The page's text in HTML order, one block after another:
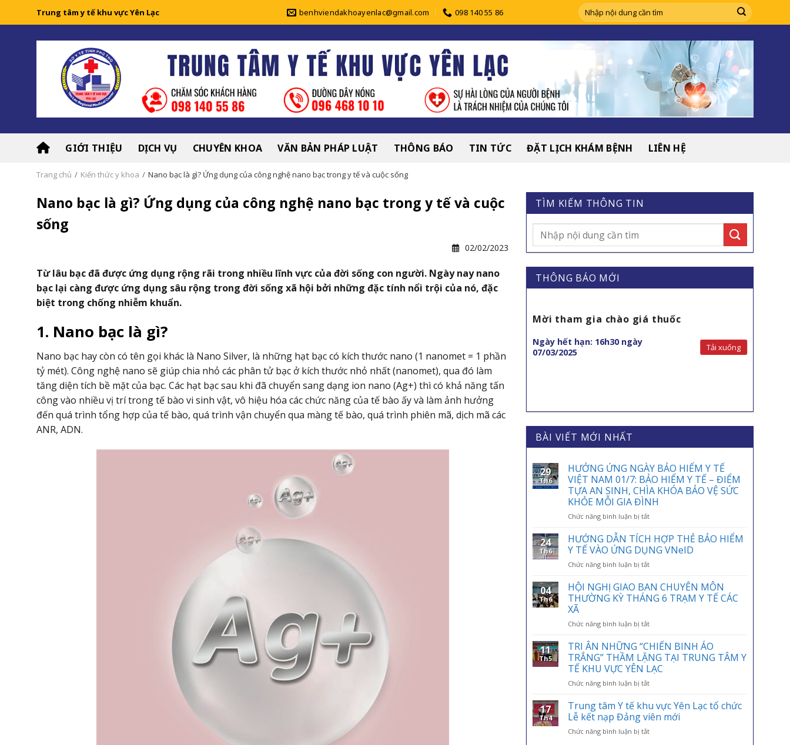
Trung tâm y tế khu vực Yên Lạc benhviendakhoayenlac@gmail.com 098 140 55 86
GIỚI THIỆU DỊCH VỤ CHUYÊN KHOA VĂN BẢN PHÁP LUẬT THÔNG BÁO TIN TỨC ĐẶT LỊCH KHÁM BỆNH LIÊN HỆ
Trang chủ / Kiến thức y khoa / Nano bạc là gì? Ứng dụng của công nghệ nano bạc trong y tế và cuộc sống
Nano bạc là gì? Ứng dụng của công nghệ nano bạc trong y tế và cuộc
sống
02/02/2023
Từ lâu bạc đã được ứng dụng rộng rãi trong nhiều lĩnh vực của đời sống con người. Ngày nay nano
bạc lại càng được ứng dụng sâu rộng trong đời sống xã hội bởi những đặc tính nổi trội của nó, đặc
biệt trong chống nhiễm khuẩn.
1. Nano bạc là gì?
Nano bạc hay còn có tên gọi khác là Nano Silver, là những hạt bạc có kích thước nano (1 nanomet = 1 phần
tỷ mét). Công nghệ nano sẽ giúp chia nhỏ các phân tử bạc ở kích thước nhỏ nhất (nanomet), qua đó làm
tăng diện tích bề mặt của bạc. Các hạt bạc sau khi đã chuyển sang dạng ion nano (Ag+) thì có khả năng tấn
công vào nhiều vị trí trong tế bào vi sinh vật, vô hiệu hóa các chức năng của tế bào ấy và làm ảnh hưởng
đến quá trình tổng hợp của tế bào, quá trình vận chuyển qua màng tế bào, quá trình phiên mã, dịch mã các
ANR, ADN.
TÌM KIẾM THÔNG TIN
THÔNG BÁO MỚI
Mời tham gia chào giá thuốc
Ngày hết hạn: 16h30 ngày
07/03/2025
Tải xuống
hành khám
Tải xuống
vật tư hệ thống lọc nước phục vụ công
tác chuyên môn tại trung tâm y tế khu
vực Yên Lạc
Ngày hết hạn: 25-07-2026 Tải xuống
Ngày hết hạn: 31/07/2026 Tải xuống
BÀI VIẾT MỚI NHẤT
29
Th6
HƯỞNG ỨNG NGÀY BẢO HIỂM Y TẾ
VIỆT NAM 01/7: BẢO HIỂM Y TẾ – ĐIỂM
TỰA AN SINH, CHÌA KHÓA BẢO VỆ SỨC
KHỎE MỖI GIA ĐÌNH
Chức năng bình luận bị tắtở
ỨNG
NGÀY
BẢO
HIỂM
TẾ
VIỆT
BẢO
Y
TẾ
ĐIỂM
TỰA
SINH,
CHÌA
BẢO
24
Th6
HƯỚNG DẪN TÍCH HỢP THẺ BẢO HIỂM
Y TẾ VÀO ỨNG DỤNG VNeID
Chức năng bình luận bị tắtở
DẪN
TÍCH
HỢP
BẢO
Y
TẾ
VÀO
ỨNG
DỤNG
04
Th6
HỘI NGHỊ GIAO BAN CHUYÊN MÔN
THƯỜNG KỲ THÁNG 6 TRẠM Y TẾ CÁC
XÃ
Chức năng bình luận bị tắtở
NGHỊ
GIAO
BAN
CHUYÊN
MÔN
KỲ
THÁNG
6
TRẠM
11
Th5
TRI ÂN NHỮNG “CHIẾN BINH ÁO
TRẮNG” THẦM LẶNG TẠI TRUNG TÂM Y
TẾ KHU VỰC YÊN LẠC
Chức năng bình luận bị tắtở
ÂN
NHỮNG
“CHIẾN
BINH
17
Th4
Trung tâm Y tế khu vực Yên Lạc tổ chức
Lễ kết nạp Đảng viên mới
Chức năng bình luận bị tắtở